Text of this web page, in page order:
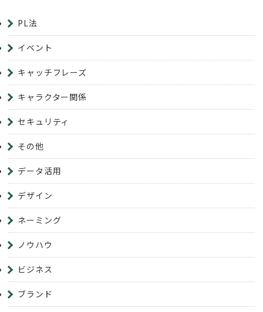
PL法
イベント
キャッチフレーズ
キャラクター関係
セキュリティ
その他
データ活用
デザイン
ネーミング
ノウハウ
ビジネス
ブランド